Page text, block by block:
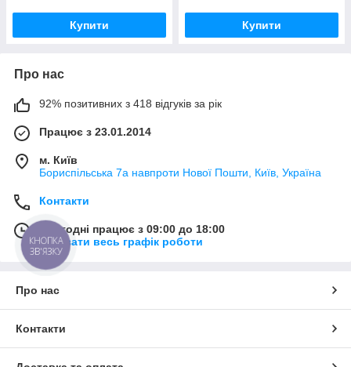
Купити Купити
Про нас
92% позитивних з 418 відгуків за рік
Працює з 23.01.2014
м. Київ
Бориспільська 7а навпроти Нової Пошти, Київ, Україна
Контакти
Сьогодні працює з 09:00 до 18:00
Показати весь графік роботи
Про нас
Контакти
КНОПКА
ЗВ'ЯЗКУ